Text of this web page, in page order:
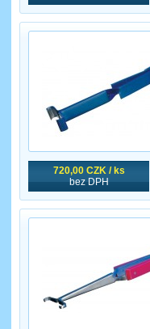
720,00 CZK / ks
bez DPH